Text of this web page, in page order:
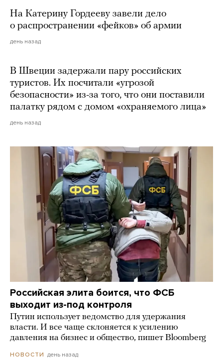
На Катерину Гордееву завели дело
о распространении «фейков» об армии
день назад
В Швеции задержали пару российских
туристов. Их посчитали «угрозой
безопасности» из-за того, что они поставили
палатку рядом с домом «охраняемого лица»
день назад
Российская элита боится, что ФСБ
выходит из-под контроля
Путин использует ведомство для удержания
власти. И все чаще склоняется к усилению
давления на бизнес и общество, пишет Bloomberg
НОВОСТИ день назад